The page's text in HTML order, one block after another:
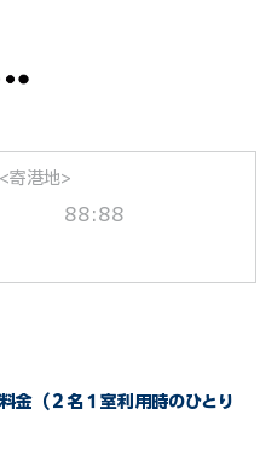
<寄港地>
88:88
金（２名１室利用時のひとり